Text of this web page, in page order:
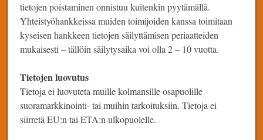
tietojen poistaminen onnistuu kuitenkin pyytämällä.
Yhteistyöhankkeissa muiden toimijoiden kanssa toimitaan
kyseisen hankkeen tietojen säilyttämisen periaatteiden
mukaisesti – tällöin säilytysaika voi olla 2 – 10 vuotta.
Tietojen luovutus
Tietoja ei luovuteta muille kolmansille osapuolille
suoramarkkinointi- tai muihin tarkoituksiin. Tietoja ei
siirretä EU:n tai ETA:n ulkopuolelle.